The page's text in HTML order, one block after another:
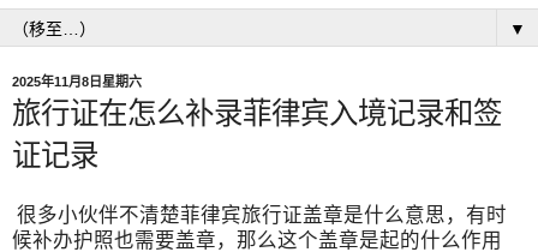
▼
2025年11月8日星期六
旅行证在怎么补录菲律宾入境记录和签
证记录
很多小伙伴不清楚菲律宾旅行证盖章是什么意思，有时
候补办护照也需要盖章，那么这个盖章是起的什么作用